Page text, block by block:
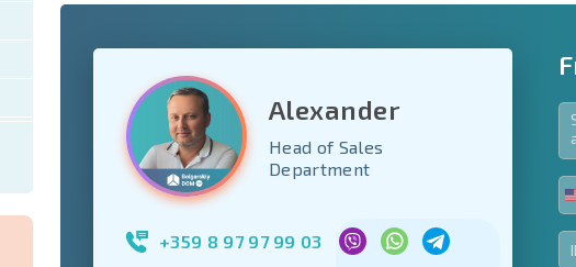
United
+1
* Benötigte Felder
Nutzung
Alexander
Head of Sales
Department
+359 8 97 97 99 03